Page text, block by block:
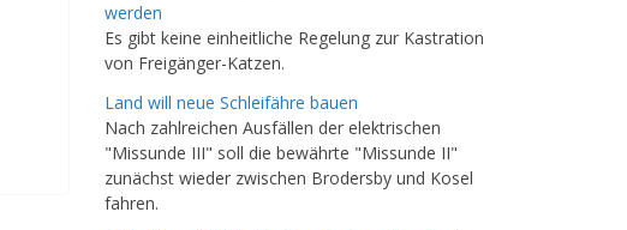
werden
Es gibt keine einheitliche Regelung zur Kastration
von Freigänger-Katzen.
Land will neue Schleifähre bauen
Nach zahlreichen Ausfällen der elektrischen
"Missunde III" soll die bewährte "Missunde II"
zunächst wieder zwischen Brodersby und Kosel
fahren.